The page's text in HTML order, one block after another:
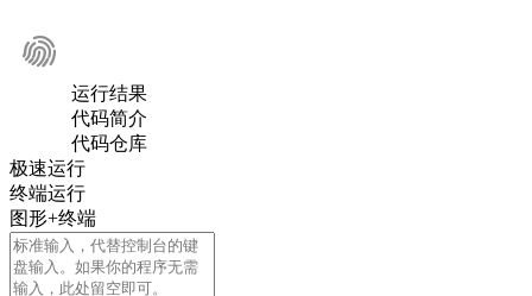
运行结果
代码简介
代码仓库
极速运行
终端运行
图形+终端